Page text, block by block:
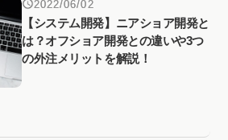
2022/06/02
【システム開発】ニアショア開発と
は？オフショア開発との違いや3つ
の外注メリットを解説！